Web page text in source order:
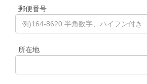
郵便番号
所在地